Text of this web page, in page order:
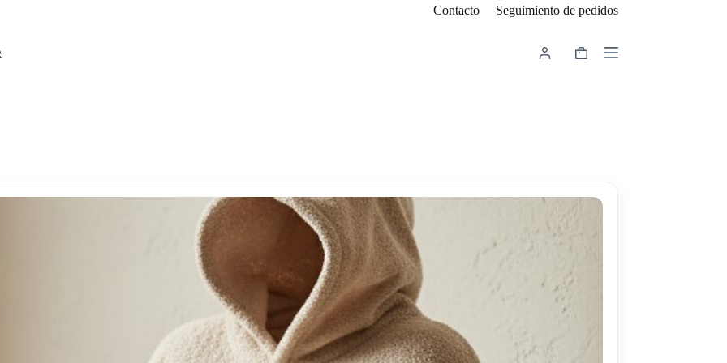
Contacto Seguimiento de pedidos
Carro